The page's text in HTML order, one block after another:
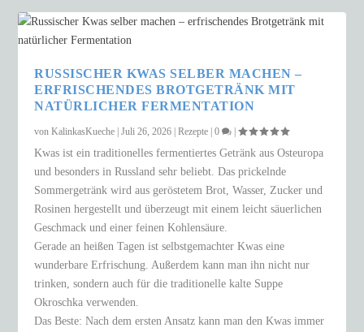
RUSSISCHER KWAS SELBER MACHEN –
ERFRISCHENDES BROTGETRÄNK MIT
NATÜRLICHER FERMENTATION
vonKalinkasKueche |Juli 26, 2026 |Rezepte |0 |
Kwas ist ein traditionelles fermentiertes Getränk aus Osteuropa
und besonders in Russland sehr beliebt. Das prickelnde
Sommergetränk wird aus geröstetem Brot, Wasser, Zucker und
Rosinen hergestellt und überzeugt mit einem leicht säuerlichen
Geschmack und einer feinen Kohlensäure.
Gerade an heißen Tagen ist selbstgemachter Kwas eine
wunderbare Erfrischung. Außerdem kann man ihn nicht nur
trinken, sondern auch für die traditionelle kalte Suppe
Okroschka verwenden.
Das Beste: Nach dem ersten Ansatz kann man den Kwas immer